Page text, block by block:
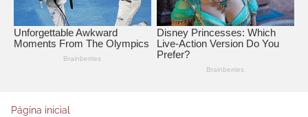
Página inicial